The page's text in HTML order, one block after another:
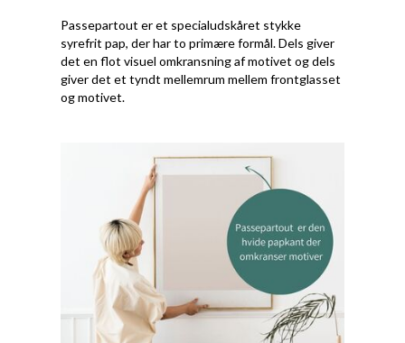
Passepartout er et specialudskåret stykke
syrefrit pap, der har to primære formål. Dels giver
det en flot visuel omkransning af motivet og dels
giver det et tyndt mellemrum mellem frontglasset
og motivet.